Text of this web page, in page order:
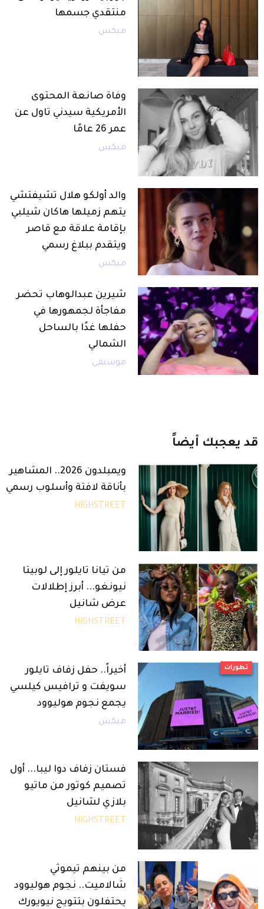
منتقدي جسمها
ميكس
وفاة صانعة المحتوى
الأمريكية سيدني تاول عن
عمر 26 عامًا
ميكس
والد أولكو هلال تشيفتشي
يتهم زميلها هاكان شيلبي
بإقامة علاقة مع قاصر
ويتقدم ببلاغ رسمي
ميكس
شيرين عبدالوهاب تحضر
مفاجأة لجمهورها في
حفلها غدًا بالساحل
الشمالي
موسيقى
قد يعجبك أيضاً
ويمبلدون 2026.. المشاهير
بأناقة لافتة وأسلوب رسمي
HIGHSTREET
من تيانا تايلور إلى لوبيتا
نيونغو... أبرز إطلالات
عرض شانيل
HIGHSTREET
تطورات
أخيراً.. حفل زفاف تايلور
سويفت و ترافيس كيلسي
يجمع نجوم هوليوود
ميكس
فستان زفاف دوا ليبا... أول
تصميم كوتور من ماتيو
بلازي لشانيل
HIGHSTREET
من بينهم تيموثي
شالاميت.. نجوم هوليوود
يحتفلون بتتويج نيويورك